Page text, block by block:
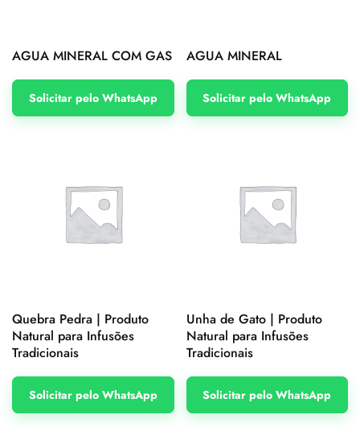
AGUA MINERAL COM GAS
Solicitar pelo WhatsApp
AGUA MINERAL
Solicitar pelo WhatsApp
Quebra Pedra | Produto
Natural para Infusões
Tradicionais
Solicitar pelo WhatsApp
Unha de Gato | Produto
Natural para Infusões
Tradicionais
Solicitar pelo WhatsApp